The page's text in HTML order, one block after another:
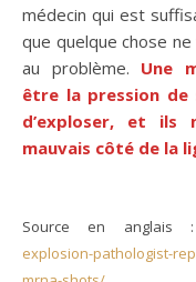
médecin qui est
que quelque chose
au problème. Une
être la pression
d’exploser, et
mauvais côté de la
Source en anglais
explosion-pathologist-